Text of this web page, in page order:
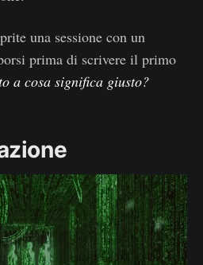
una sessione con un
prima di scrivere il primo
a cosa significa giusto?